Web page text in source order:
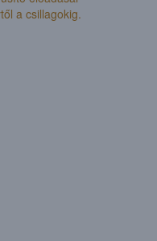
a csillagokig.